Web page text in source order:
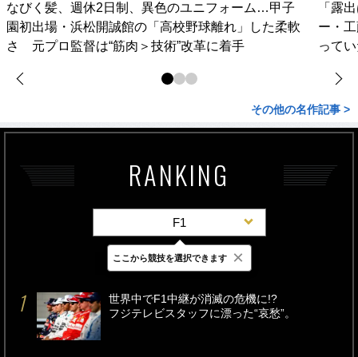
なびく髪、週休2日制、異色のユニフォーム…甲子
園初出場・浜松開誠館の「高校野球離れ」した柔軟
さ 元プロ監督は“筋肉＞技術”改革に着手
「露
ー・
って
その他の名作記事 >
RANKING
F1
最新 24時間 週間
世界中でF1中継が消滅の危機に!?
フジテレビスタッフに漂った“哀愁”。
ここから競技を選択できます ×